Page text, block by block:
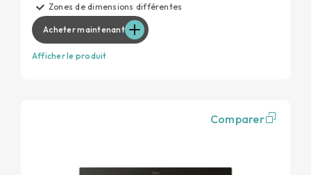
Zones de dimensions différentes
Acheter maintenant
Afficher le produit
Comparer